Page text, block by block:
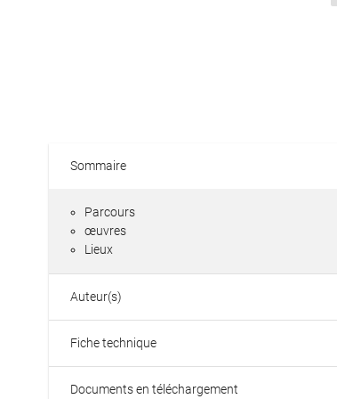
Sommaire
Parcours
œuvres
Lieux
Auteur(s)
Fiche technique
Documents en téléchargement